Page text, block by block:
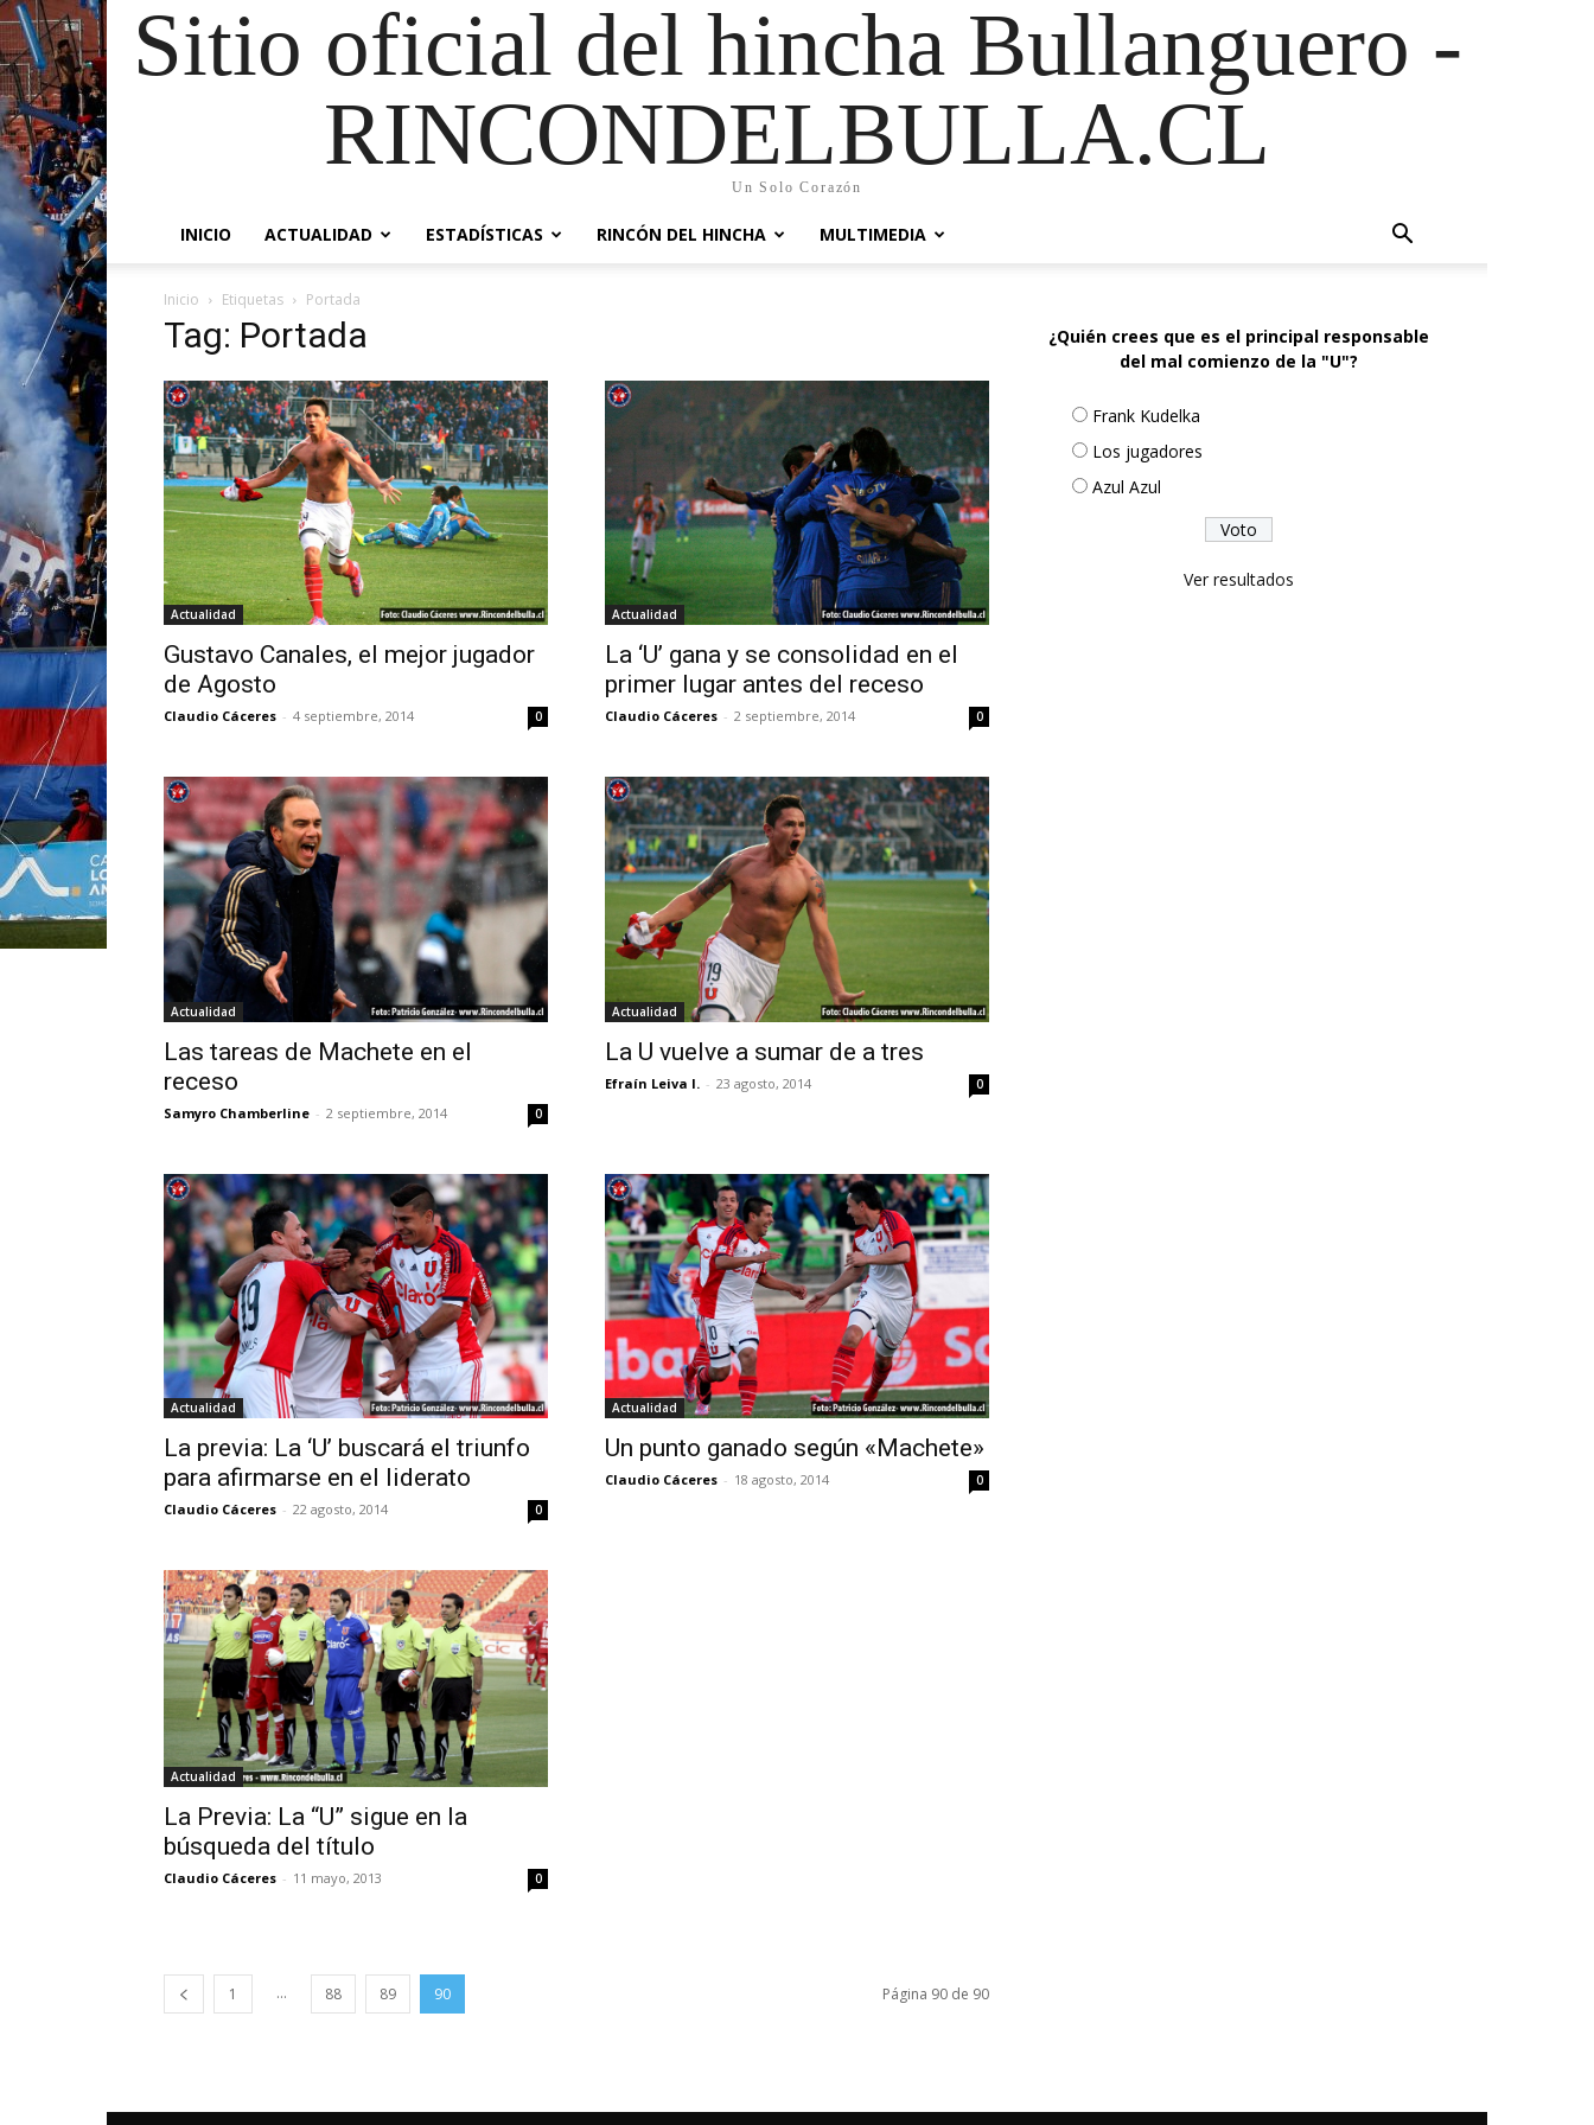
Sitio oficial del hincha Bullanguero -
RINCONDELBULLA.CL
Un Solo Corazón
INICIO ACTUALIDAD ESTADÍSTICAS RINCÓN DEL HINCHA MULTIMEDIA
Inicio Etiquetas Portada
Tag: Portada
Actualidad
Gustavo Canales, el mejor jugador
de Agosto
Claudio Cáceres - 4 septiembre, 2014 0
Actualidad
La ‘U’ gana y se consolidad en el
primer lugar antes del receso
Claudio Cáceres - 2 septiembre, 2014 0
Actualidad
Las tareas de Machete en el
receso
Samyro Chamberline - 2 septiembre, 2014 0
Actualidad
La U vuelve a sumar de a tres
Efraín Leiva I. - 23 agosto, 2014 0
Actualidad
La previa: La ‘U’ buscará el triunfo
para afirmarse en el liderato
Claudio Cáceres - 22 agosto, 2014 0
Actualidad
Un punto ganado según «Machete»
Claudio Cáceres - 18 agosto, 2014 0
Actualidad
La Previa: La “U” sigue en la
búsqueda del título
Claudio Cáceres - 11 mayo, 2013 0
1 ... 88 89 90 Página 90 de 90
¿Quién crees que es el principal responsable
del mal comienzo de la "U"?
Frank Kudelka
Los jugadores
Azul Azul
Ver resultados